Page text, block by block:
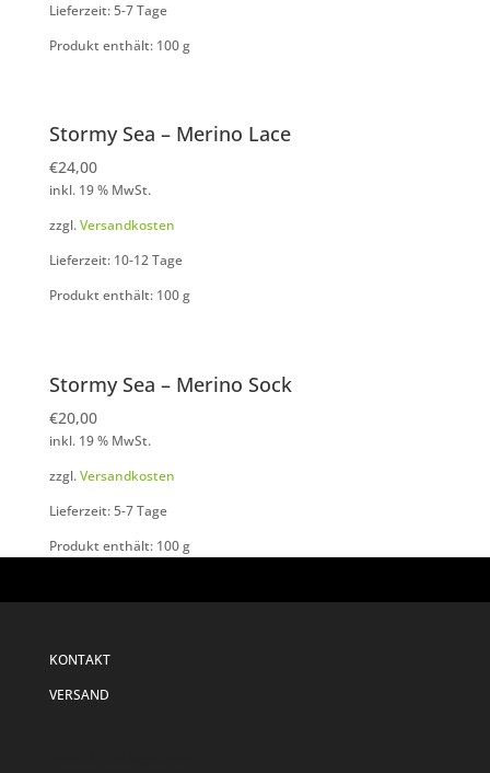
Lieferzeit: 5-7 Tage
Produkt enthält: 100g
Stormy Sea – Merino Lace
€24,00
inkl. 19 % MwSt.
zzgl.Versandkosten
Lieferzeit: 10-12 Tage
Produkt enthält: 100g
Stormy Sea – Merino Sock
€20,00
inkl. 19 % MwSt.
zzgl.Versandkosten
Lieferzeit: 5-7 Tage
Produkt enthält: 100g
KONTAKT
VERSAND